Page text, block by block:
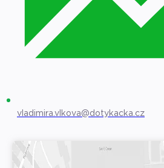
vladimira.vlkova@dotykacka.cz